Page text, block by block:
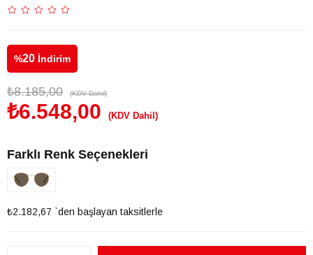
%20 İndirim
₺8.185,00 (KDV Dahil)
₺6.548,00 (KDV Dahil)
Farklı Renk Seçenekleri
₺2.182,67 `den başlayan taksitlerle